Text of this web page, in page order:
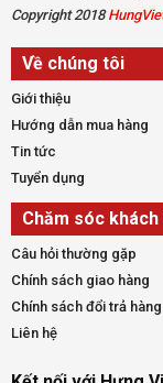
Copyright 2018
Về chúng tôi
Giới thiệu
Hướng dẫn mua hàng
Tin tức
Tuyển dụng
Chăm sóc khách
Câu hỏi thường gặp
Chính sách giao hàng
Chính sách đổi trả hàng
Liên hệ